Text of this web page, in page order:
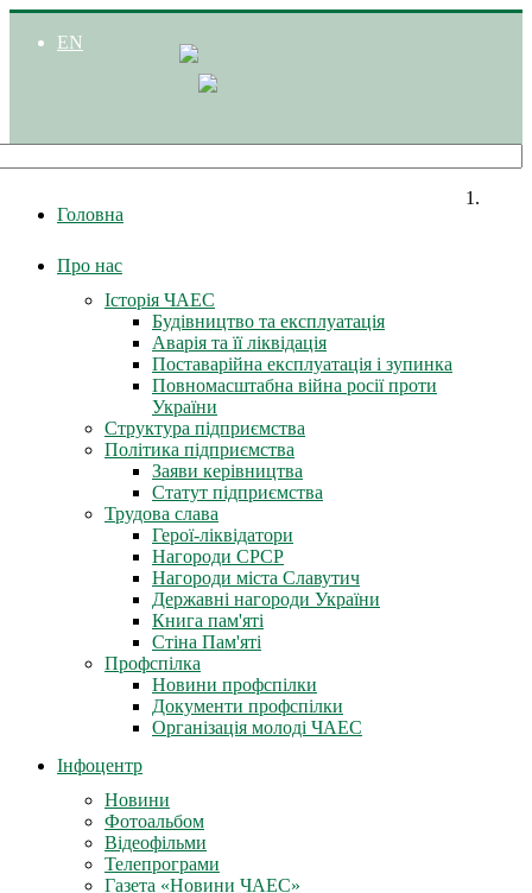
EN
Головна
Про нас
Історія ЧАЕС
Будівництво та експлуатація
Аварія та її ліквідація
Поставарійна експлуатація і зупинка
Повномасштабна війна росії проти
України
Структура підприємства
Політика підприємства
Заяви керівництва
Статут підприємства
Трудова слава
Герої-ліквідатори
Нагороди СРСР
Нагороди міста Славутич
Державні нагороди України
Книга пам'яті
Стіна Пам'яті
Профспілка
Новини профспілки
Документи профспілки
Організація молоді ЧАЕС
Інфоцентр
Новини
Фотоальбом
Відеофільми
Телепрограми
Газета «Новини ЧАЕС»